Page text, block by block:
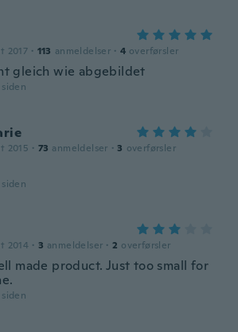
2017 · 113 anmeldelser · 4 overførsler
gleich wie abgebildet
2015 · 73 anmeldelser · 3 overførsler
2014 · 3 anmeldelser · 2 overførsler
made product. Just too small for